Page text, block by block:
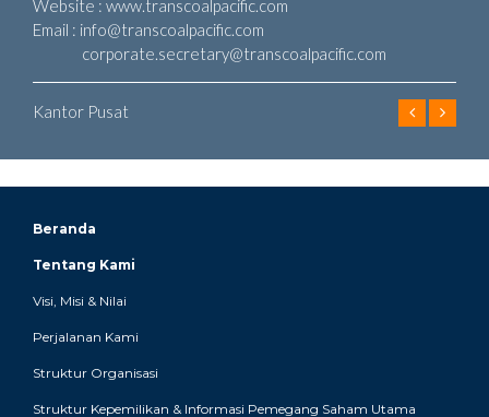
Website : www.transcoalpacific.com
Email : info@transcoalpacific.com
corporate.secretary@transcoalpacific.com
Kantor Pusat
Beranda
Tentang Kami
Visi, Misi & Nilai
Perjalanan Kami
Struktur Organisasi
Struktur Kepemilikan & Informasi Pemegang Saham Utama